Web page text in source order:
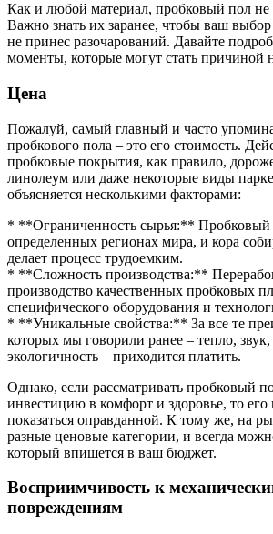
Как и любой материал, пробковый пол не
Важно знать их заранее, чтобы ваш
не принес разочарований. Давайте
моменты, которые могут стать причиной
Цена
Пожалуй, самый главный и часто
пробкового пола – это его стоимость.
пробковые покрытия, как правило,
линолеум или даже некоторые виды
объясняется несколькими факторами:
* **Ограниченность сырья:** Пробковый
определенных регионах мира, и кора
делает процесс трудоемким.
* **Сложность производства:**
производство качественных пробковых
специфического оборудования и
* **Уникальные свойства:** За все те
которых мы говорили ранее – тепло,
экологичность – приходится платить.
Однако, если рассматривать пробковый
инвестицию в комфорт и здоровье, то
показаться оправданной. К тому же, на
разные ценовые категории, и всегда
который впишется в ваш бюджет.
Восприимчивость к
повреждениям